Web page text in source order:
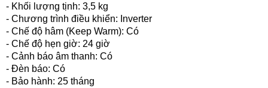
- Khối lượng tịnh: 3,5 kg
- Chương trình điều khiển: Inverter
- Chế độ hâm (Keep Warm): Có
- Chế độ hẹn giờ: 24 giờ
- Cảnh báo âm thanh: Có
- Đèn báo: Có
- Bảo hành: 25 tháng